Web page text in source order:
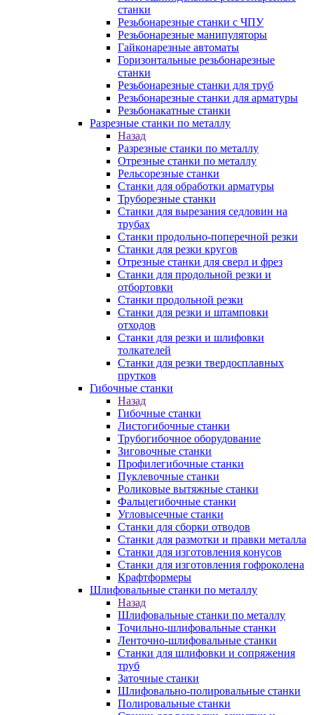
станки
Резьбонарезные станки с ЧПУ
Резьбонарезные манипуляторы
Гайконарезные автоматы
Горизонтальные резьбонарезные
станки
Резьбонарезные станки для труб
Резьбонарезные станки для арматуры
Резьбонакатные станки
Разрезные станки по металлу
Назад
Разрезные станки по металлу
Отрезные станки по металлу
Рельсорезные станки
Станки для обработки арматуры
Труборезные станки
Станки для вырезания седловин на
трубаx
Станки продольно-поперечной резки
Станки для резки кругов
Отрезные станки для сверл и фрез
Станки для продольной резки и
отбортовки
Станки продольной резки
Станки для резки и штамповки
отходов
Станки для резки и шлифовки
толкателей
Станки для резки твердосплавных
прутков
Гибочные станки
Назад
Гибочные станки
Листогибочные станки
Трубогибочное оборудование
Зиговочные станки
Профилегибочные станки
Пуклевочные станки
Роликовые вытяжные станки
Фальцегибочные станки
Угловысечные станки
Станки для сборки отводов
Станки для размотки и правки металла
Станки для изготовления конусов
Станки для изготовления гофроколена
Крафтформеры
Шлифовальные станки по металлу
Назад
Шлифовальные станки по металлу
Точильно-шлифовальные станки
Ленточно-шлифовальные станки
Станки для шлифовки и сопряжения
труб
Заточные станки
Шлифовально-полировальные станки
Полировальные станки